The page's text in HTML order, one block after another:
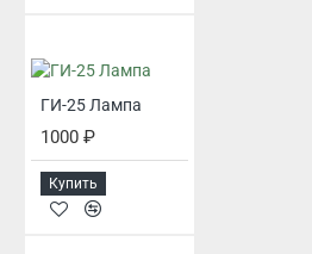
ГИ-25 Лампа
1000 ₽
Купить